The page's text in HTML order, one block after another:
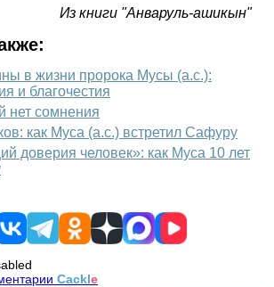
Из книги "Анваруль-ашикын"
в жизни пророка Мусы (а.с.):
и благочестия
нет сомнения
как Муса (а.с.) встретил Сафуру
доверия человек»: как Муса 10 лет
Cackle